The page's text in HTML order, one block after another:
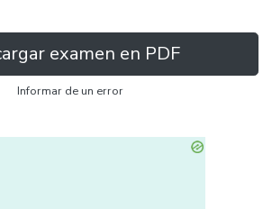
examen en PDF
Informar de un error